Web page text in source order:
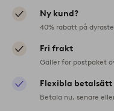
Ny kund?
40% rabatt på
Fri frakt
Gäller för postpaket
Flexibla betalsätt
Betala nu, senare